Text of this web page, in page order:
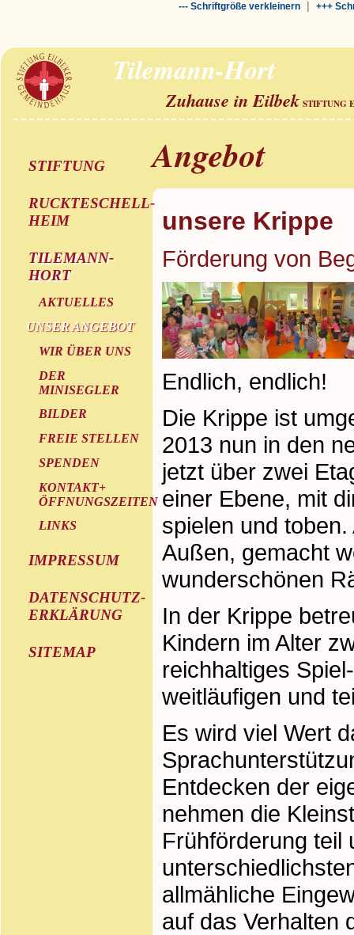
--- Schriftgröße verkleinern| +++
Tilemann-Hort
Zuhause in Eilbek STIFTUNG
STIFTUNG
RUCKTESCHELL-
HEIM
TILEMANN-
HORT
AKTUELLES
UNSER ANGEBOT
WIR ÜBER UNS
DER
MINISEGLER
BILDER
FREIE STELLEN
SPENDEN
KONTAKT+
ÖFFNUNGSZEITEN
LINKS
IMPRESSUM
DATENSCHUTZ-
ERKLÄRUNG
SITEMAP
Angebot
unsere Krippe
Förderung von
Endlich, endlich!
Die Krippe ist
2013 nun in den
jetzt über zwei
einer Ebene, mit
spielen und
Außen, gemacht
wunderschönen
In der Krippe
Kindern im Alter
reichhaltiges
weitläufigen und
Es wird viel Wert
Entdecken der
nehmen die
Frühförderung teil
allmähliche
auf das Verhalten